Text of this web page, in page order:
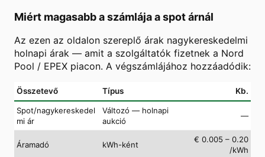
Miért magasabb a számlája a spot árnál
Az ezen az oldalon szereplő árak nagykereskedelmi
holnapi árak — amit a szolgáltatók fizetnek a Nord
Pool / EPEX piacon. A végszámlájához hozzáadódik:
Összetevő Típus Kb.
Spot/nagykereskedel
mi ár
Változó — holnapi
aukció
—
Áramadó kWh-ként
€ 0.005 – 0.20
/kWh